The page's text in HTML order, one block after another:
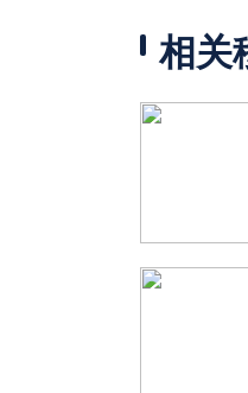
相关